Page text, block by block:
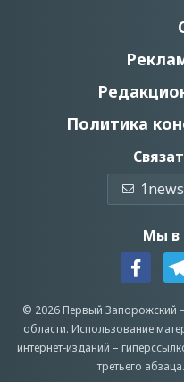
Политика
Мы в
© 2026 Первый Запорожский –
области. Использование
интернет-изданий –
третьего абзаца.